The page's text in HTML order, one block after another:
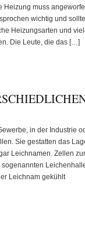
Heizung muss
wichtig und
Heizungsarten und
Die Leute, die das […]
in der Industrie
Sie gestatten das
Leichnamen. Zellen
Leichnam gekühlt